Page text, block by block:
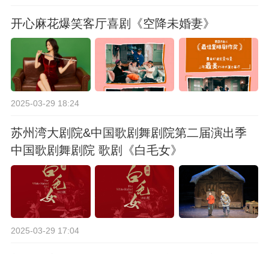
开心麻花爆笑客厅喜剧《空降未婚妻》
2025-03-29 18:24
苏州湾大剧院&中国歌剧舞剧院第二届演出季
中国歌剧舞剧院 歌剧《白毛女》
2025-03-29 17:04